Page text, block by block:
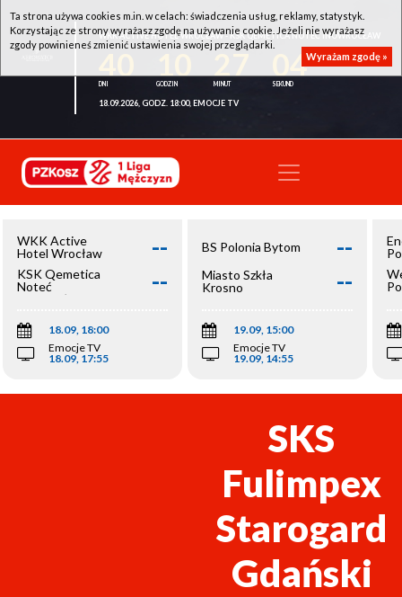
WKK ACTIVE HOTEL WROCŁAW - KSK QEMETICA NOTEĆ INOWROCŁAW
04
18.09.2026, GODZ. 18:00, EMOCJE TV
WKK Active
Hotel Wrocław
--
KSK Qemetica
Noteć
Inowrocław
--
18.09, 18:00
Emocje TV
18.09, 17:55
BS Polonia Bytom --
Miasto Szkła
Krosno
--
19.09, 15:00
Emocje TV
19.09, 14:55
SKS
Fulimpex
Starogard
Gdański
Ta strona używa cookies m.in. w celach: świadczenia usług, reklamy, statystyk.
Korzystając ze strony wyrażasz zgodę na używanie cookie. Jeżeli nie wyrażasz
zgody powinieneś zmienić ustawienia swojej przeglądarki.
Wyrażam zgodę »